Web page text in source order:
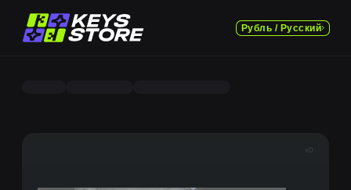
Рубль / Русский
x0